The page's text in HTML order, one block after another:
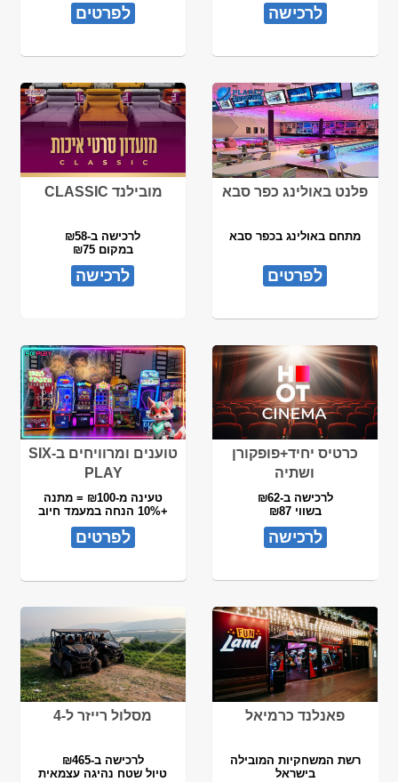
לרכישה לפרטים
פלנט באולינג כפר סבא
מתחם באולינג בכפר סבא
לפרטים
מובילנד CLASSIC
לרכישה ב-₪58
במקום ₪75
לרכישה
כרטיס יחיד+פופקורן
ושתיה
לרכישה ב-₪62
בשווי ₪87
לרכישה
טוענים ומרוויחים ב-SIX
PLAY
טעינה מ-₪100 = מתנה
+10% הנחה במעמד חיוב
לפרטים
פאנלנד כרמיאל
רשת המשחקיות המובילה
בישראל
מסלול רייזר ל-4
לרכישה ב-₪465
טיול שטח נהיגה עצמאית